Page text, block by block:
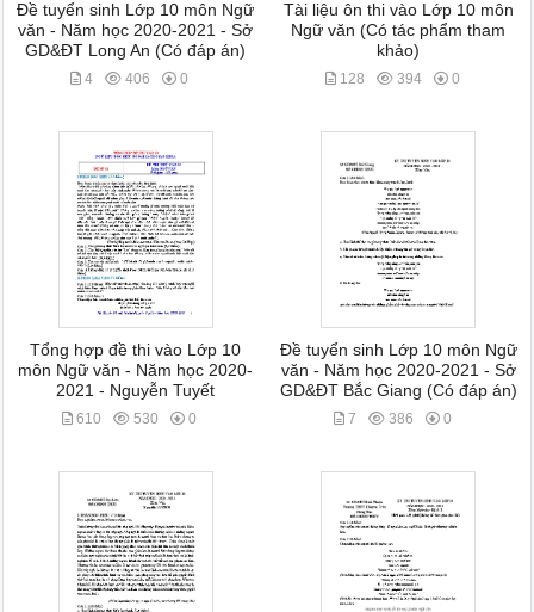
Đề tuyển sinh Lớp 10 môn Ngữ
văn - Năm học 2020-2021 - Sở
GD&ĐT Long An (Có đáp án)
4 406 0
Tài liệu ôn thi vào Lớp 10 môn
Ngữ văn (Có tác phẩm tham
khảo)
128 394 0
Tổng hợp đề thi vào Lớp 10
môn Ngữ văn - Năm học 2020-
2021 - Nguyễn Tuyết
610 530 0
Đề tuyển sinh Lớp 10 môn Ngữ
văn - Năm học 2020-2021 - Sở
GD&ĐT Bắc Giang (Có đáp án)
7 386 0